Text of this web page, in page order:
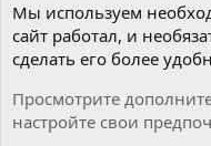
Мы используем
сайт работал, и
сделать его более
Просмотрите
настройте свои